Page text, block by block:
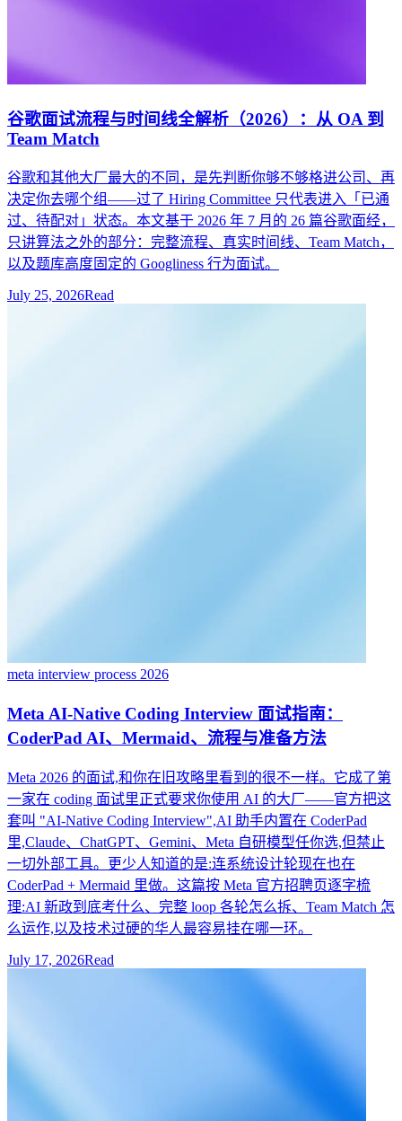
谷歌面试流程与时间线全解析（2026）：从 OA 到
Team Match
谷歌和其他大厂最大的不同，是先判断你够不够格进公司、再
决定你去哪个组——过了 Hiring Committee 只代表进入「已通
过、待配对」状态。本文基于 2026 年 7 月的 26 篇谷歌面经，
只讲算法之外的部分：完整流程、真实时间线、Team Match，
以及题库高度固定的 Googliness 行为面试。
July 25, 2026Read
meta interview process 2026
Meta AI-Native Coding Interview 面试指南：
CoderPad AI、Mermaid、流程与准备方法
Meta 2026 的面试,和你在旧攻略里看到的很不一样。它成了第
一家在 coding 面试里正式要求你使用 AI 的大厂——官方把这
套叫 "AI-Native Coding Interview",AI 助手内置在 CoderPad
里,Claude、ChatGPT、Gemini、Meta 自研模型任你选,但禁止
一切外部工具。更少人知道的是:连系统设计轮现在也在
CoderPad + Mermaid 里做。这篇按 Meta 官方招聘页逐字梳
理:AI 新政到底考什么、完整 loop 各轮怎么拆、Team Match 怎
么运作,以及技术过硬的华人最容易挂在哪一环。
July 17, 2026Read